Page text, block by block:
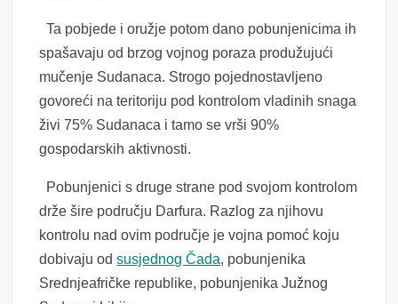
Ta pobjede i oružje potom dano pobunjenicima ih
spašavaju od brzog vojnog poraza produžujući
mučenje Sudanaca. Strogo pojednostavljeno
govoreći na teritoriju pod kontrolom vladinih snaga
živi 75% Sudanaca i tamo se vrši 90%
gospodarskih aktivnosti.
Pobunjenici s druge strane pod svojom kontrolom
drže šire području Darfura. Razlog za njihovu
kontrolu nad ovim područje je vojna pomoć koju
dobivaju odsusjednog Čada, pobunjenika
Srednjeafričke republike, pobunjenika Južnog